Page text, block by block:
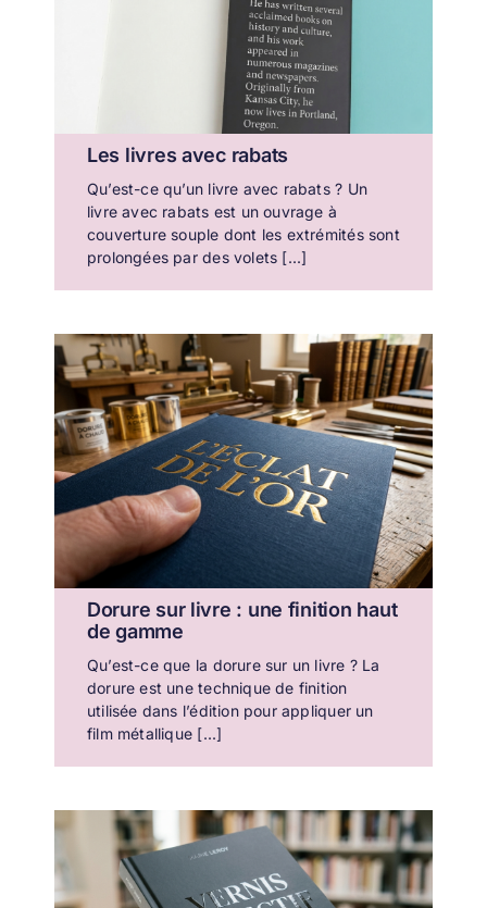
Les livres avec rabats
Qu’est-ce qu’un livre avec rabats ? Un
livre avec rabats est un ouvrage à
couverture souple dont les extrémités sont
prolongées par des volets [...]
Dorure sur livre : une finition haut
de gamme
Qu’est-ce que la dorure sur un livre ? La
dorure est une technique de finition
utilisée dans l’édition pour appliquer un
film métallique [...]